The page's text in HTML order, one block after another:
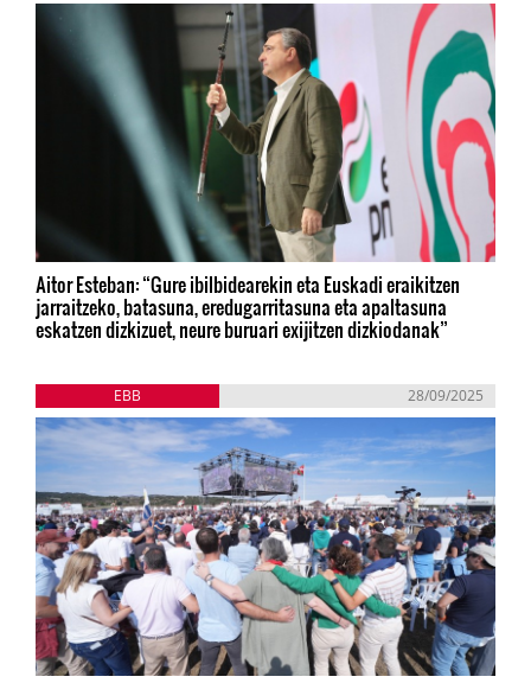
Aitor Esteban: “Gure ibilbidearekin eta Euskadi eraikitzen
jarraitzeko, batasuna, eredugarritasuna eta apaltasuna
eskatzen dizkizuet, neure buruari exijitzen dizkiodanak”
EBB 28/09/2025